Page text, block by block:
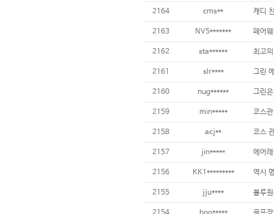
2164 cms**
2163 NV5*******
2162 sta****** 최고
2161 slr****
2160 nug******
2159 min*****
2158 acj**
2157 jin*****
2156 KK1*********
2155 jju**** 블루